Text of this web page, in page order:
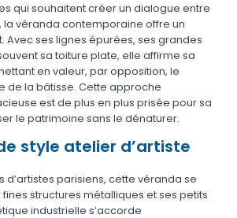
qui souhaitent créer un dialogue entre
véranda contemporaine offre un
Avec ses lignes épurées, ses grandes
sa toiture plate, elle affirme sa
en valeur, par opposition, le
de la bâtisse. Cette approche
est de plus en plus prisée pour sa
le patrimoine sans le dénaturer.
style atelier d’artiste
d’artistes parisiens, cette véranda se
structures métalliques et ses petits
industrielle s’accorde